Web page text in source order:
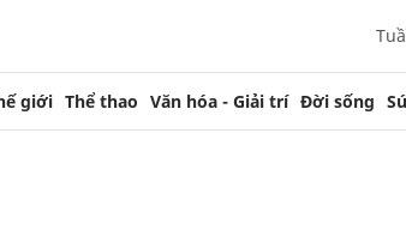
giới Thể thao Văn hóa - Giải trí Đời sống